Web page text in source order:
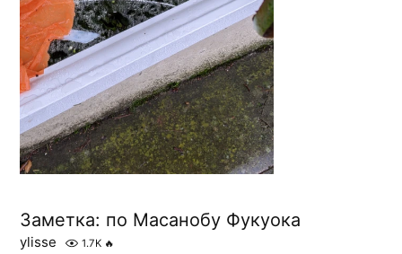
Заметка: по Масанобу Фукуока
ylisse 1.7K 🔥